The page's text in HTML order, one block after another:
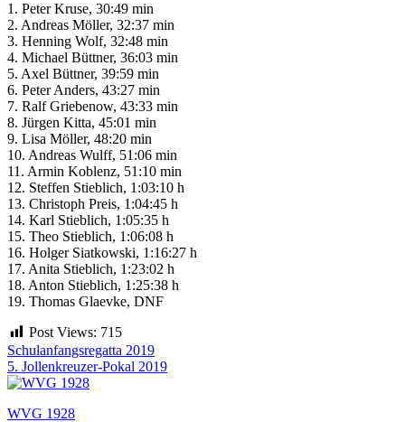
1. Peter Kruse, 30:49 min
2. Andreas Möller, 32:37 min
3. Henning Wolf, 32:48 min
4. Michael Büttner, 36:03 min
5. Axel Büttner, 39:59 min
6. Peter Anders, 43:27 min
7. Ralf Griebenow, 43:33 min
8. Jürgen Kitta, 45:01 min
9. Lisa Möller, 48:20 min
10. Andreas Wulff, 51:06 min
11. Armin Koblenz, 51:10 min
12. Steffen Stieblich, 1:03:10 h
13. Christoph Preis, 1:04:45 h
14. Karl Stieblich, 1:05:35 h
15. Theo Stieblich, 1:06:08 h
16. Holger Siatkowski, 1:16:27 h
17. Anita Stieblich, 1:23:02 h
18. Anton Stieblich, 1:25:38 h
19. Thomas Glaevke, DNF
Post Views: 715
Beitragsnavigation
Schulanfangsregatta 2019
5. Jollenkreuzer-Pokal 2019
WVG 1928